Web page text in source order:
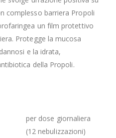
complesso barriera Propoli
un film protettivo
Protegge la mucosa
e la idrata,
della Propoli.
per dose giornaliera
(12 nebulizzazioni)